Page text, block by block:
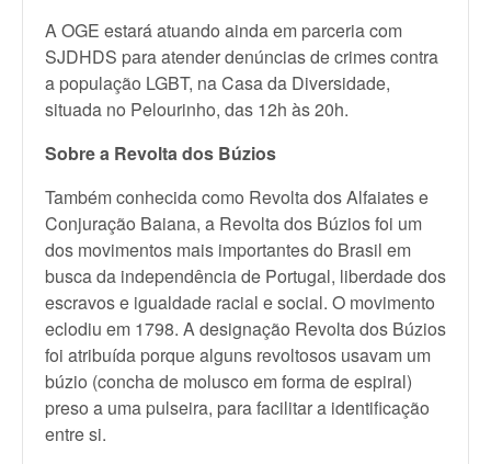
A OGE estará atuando ainda em parceria com
SJDHDS para atender denúncias de crimes contra
a população LGBT, na Casa da Diversidade,
situada no Pelourinho, das 12h às 20h.
Sobre a Revolta dos Búzios
Também conhecida como Revolta dos Alfaiates e
Conjuração Baiana, a Revolta dos Búzios foi um
dos movimentos mais importantes do Brasil em
busca da independência de Portugal, liberdade dos
escravos e igualdade racial e social. O movimento
eclodiu em 1798. A designação Revolta dos Búzios
foi atribuída porque alguns revoltosos usavam um
búzio (concha de molusco em forma de espiral)
preso a uma pulseira, para facilitar a identificação
entre si.